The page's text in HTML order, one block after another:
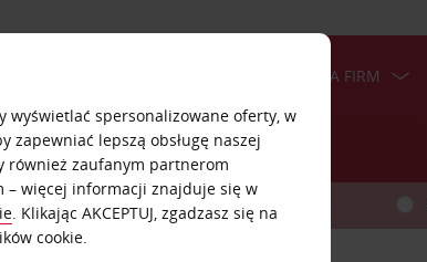
OFERTA DLA FIRM
SAMOCHÓD
wyświetlać spersonalizowane oferty, w
zapewniać lepszą obsługę naszej
również zaufanym partnerom
– więcej informacji znajduje się w
. Klikając AKCEPTUJ, zgadzasz się na
cookie.